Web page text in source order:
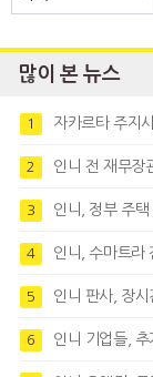
많이 본 뉴스
1 자카르타 주지
2 인니 전 재무장
3 인니, 정부 주
4 인니, 수마트라
5 인니 판사, 장시
6 인니 기업들,